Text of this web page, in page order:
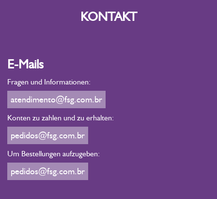
KONTAKT
E-Mails
Fragen und Informationen:
atendimento@fsg.com.br
Konten zu zahlen und zu erhalten:
pedidos@fsg.com.br
Um Bestellungen aufzugeben:
pedidos@fsg.com.br